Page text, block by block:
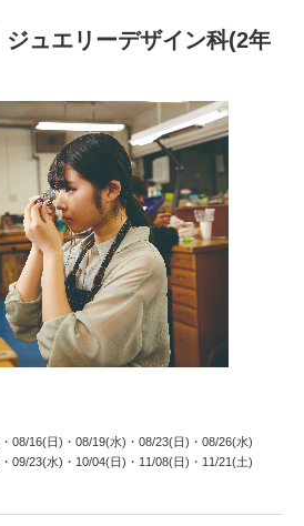
ジュエリーデザイン科(2年
・08/16(日) ・08/19(水) ・08/23(日) ・08/26(水)
・09/23(水) ・10/04(日) ・11/08(日) ・11/21(土)